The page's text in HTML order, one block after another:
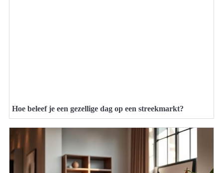
Hoe beleef je een gezellige dag op een streekmarkt?